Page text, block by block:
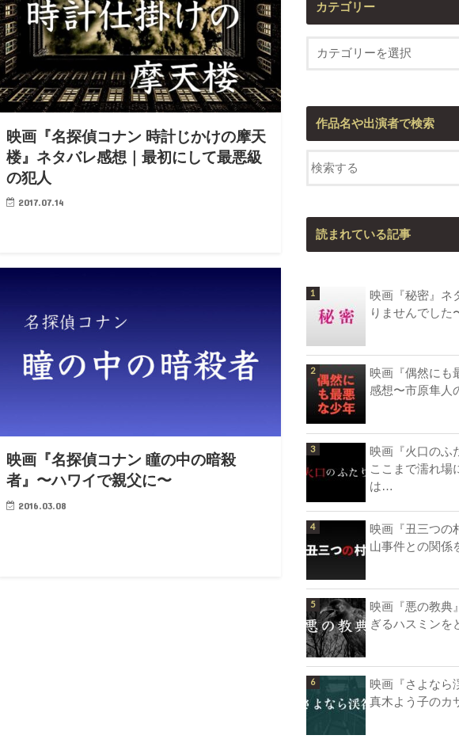
映画『名探偵コナン 時計じかけの摩天
楼』ネタバレ感想｜最初にして最悪級
の犯人
2017.07.14
映画『名探偵コナン 瞳の中の暗殺
者』〜ハワイで親父に〜
2016.03.08
カテゴリー
作品名や出演者で検索
読まれている記事
映画『秘密』ネ
りませんでした
映画『偶然にも
感想〜市原隼人
映画『火口のふ
ここまで濡れ場
は…
映画『丑三つの
山事件との関係
映画『悪の教典
ぎるハスミンを
映画『さよなら
真木よう子のカ